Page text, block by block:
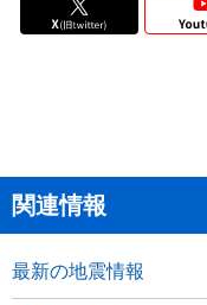
関連情報
最新の地震情報